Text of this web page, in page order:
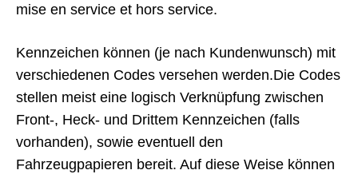
mise en service et hors service.
Kennzeichen können (je nach Kundenwunsch) mit
verschiedenen Codes versehen werden.Die Codes
stellen meist eine logisch Verknüpfung zwischen
Front-, Heck- und Drittem Kennzeichen (falls
vorhanden), sowie eventuell den
Fahrzeugpapieren bereit. Auf diese Weise können